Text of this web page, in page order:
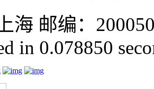
海 邮编：
in 0.078850